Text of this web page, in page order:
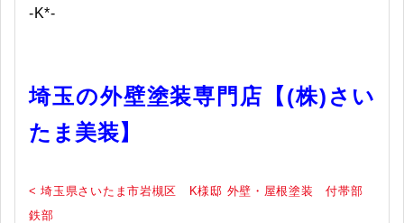
-K*-
埼玉の外壁塗装専門店【(株)さい
たま美装】
< 埼玉県さいたま市岩槻区 K様邸 外壁・屋根塗装 付帯部
鉄部